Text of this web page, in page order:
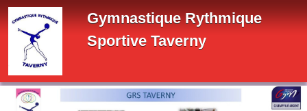
Gymnastique Rythmique
Sportive Taverny
Panneau de gestion des cookies